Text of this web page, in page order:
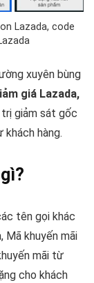
Lazada, code
xuyên bùng
giá Lazada,
giảm sát gốc
khách hàng.
tên gọi khác
Mã khuyến mãi
mãi từ
cho khách